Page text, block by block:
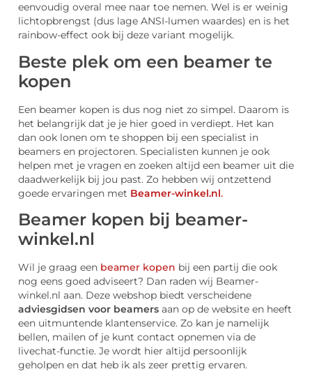
eenvoudig overal mee naar toe nemen. Wel is er weinig
lichtopbrengst (dus lage ANSI-lumen waardes) en is het
rainbow-effect ook bij deze variant mogelijk.
Beste plek om een beamer te
kopen
Een beamer kopen is dus nog niet zo simpel. Daarom is
het belangrijk dat je je hier goed in verdiept. Het kan
dan ook lonen om te shoppen bij een specialist in
beamers en projectoren. Specialisten kunnen je ook
helpen met je vragen en zoeken altijd een beamer uit die
daadwerkelijk bij jou past. Zo hebben wij ontzettend
goede ervaringen met Beamer-winkel.nl.
Beamer kopen bij beamer-
winkel.nl
Wil je graag een beamer kopen bij een partij die ook
nog eens goed adviseert? Dan raden wij Beamer-
winkel.nl aan. Deze webshop biedt verscheidene
adviesgidsen voor beamers aan op de website en heeft
een uitmuntende klantenservice. Zo kan je namelijk
bellen, mailen of je kunt contact opnemen via de
livechat-functie. Je wordt hier altijd persoonlijk
geholpen en dat heb ik als zeer prettig ervaren.